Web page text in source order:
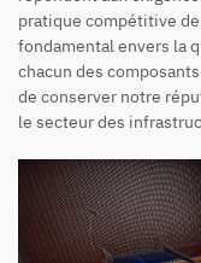
pratique compétitive
fondamental envers la
chacun des
de conserver notre
le secteur des